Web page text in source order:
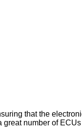
that the
number of